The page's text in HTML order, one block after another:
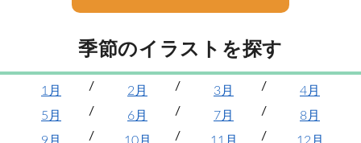
季節のイラストを探す
1月 2月 3月
4月
5月
6月 7月
8月
9月
10月 11月
12月